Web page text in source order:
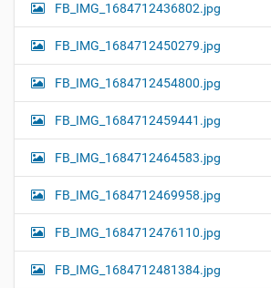
FB_IMG_1684712436802.jpg
FB_IMG_1684712450279.jpg
FB_IMG_1684712454800.jpg
FB_IMG_1684712459441.jpg
FB_IMG_1684712464583.jpg
FB_IMG_1684712469958.jpg
FB_IMG_1684712476110.jpg
FB_IMG_1684712481384.jpg